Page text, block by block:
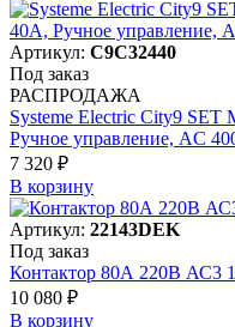
Артикул: C9C32440
Под заказ
РАСПРОДАЖА
Systeme Electric City9
Ручное управление, AC
7 320 ₽
В корзинy
Артикул: 22143DEK
Под заказ
Контактор 80А 220В
10 080 ₽
В корзинy